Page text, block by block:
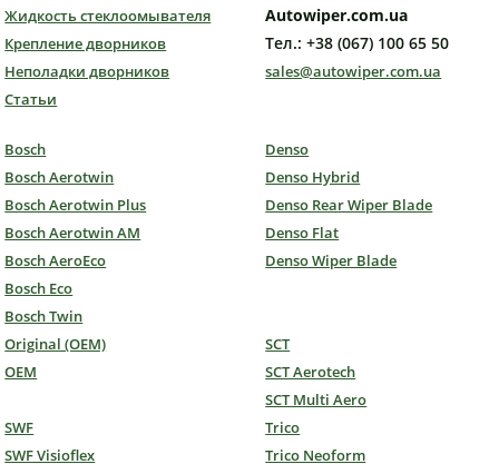
Жидкость стеклоомывателя
Крепление дворников
Неполадки дворников
Статьи
Autowiper.com.ua
Тел.: +38 (067) 100 65 50
sales@autowiper.com.ua
Bosch
Bosch Aerotwin
Bosch Aerotwin Plus
Bosch Aerotwin AM
Bosch AeroEco
Bosch Eco
Bosch Twin
Denso
Denso Hybrid
Denso Rear Wiper Blade
Denso Flat
Denso Wiper Blade
Original (OEM)
OEM
SCT
SCT Aerotech
SCT Multi Aero
SWF
SWF Visioflex
Trico
Trico Neoform